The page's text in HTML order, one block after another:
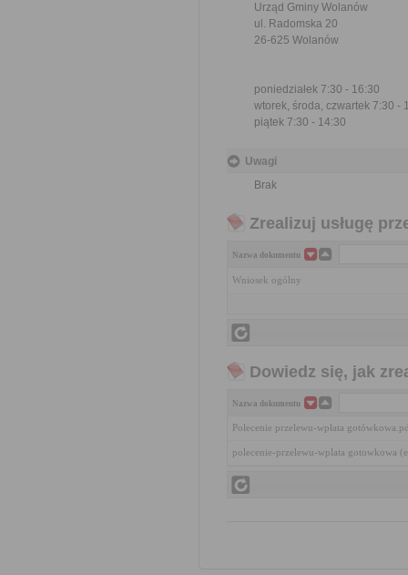
Urząd Gminy Wolanów
ul. Radomska 20
26-625 Wolanów
poniedziałek 7:30 - 16:30
wtorek, środa, czwartek 7:30 -
piątek 7:30 - 14:30
Uwagi
Brak
Zrealizuj usługę
Nazwa dokumentu
Wniosek ogólny
Dowiedz się, jak
Nazwa dokumentu
Polecenie przelewu-wpłata
polecenie-przelewu-wplata gotowkowa